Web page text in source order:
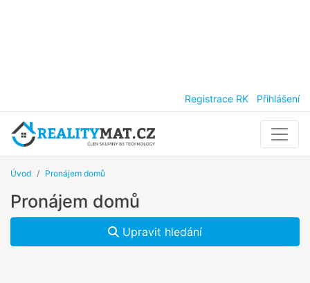
Registrace RK Přihlášení
Úvod Pronájem domů
Pronájem domů
Upravit hledání